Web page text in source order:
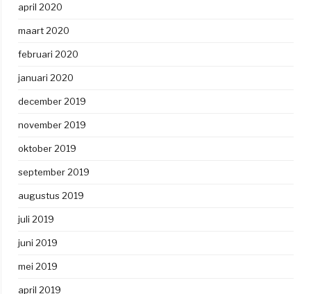
april 2020
maart 2020
februari 2020
januari 2020
december 2019
november 2019
oktober 2019
september 2019
augustus 2019
juli 2019
juni 2019
mei 2019
april 2019